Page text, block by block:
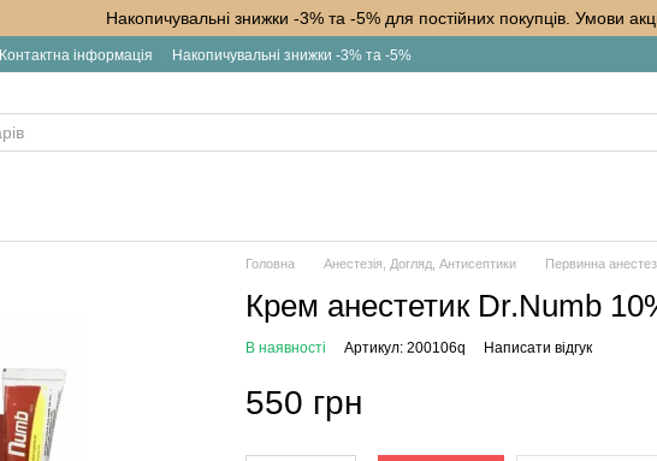
Накопичувальні знижки -3% та -5% для постійних покупців. Умови
Контактна інформація Накопичувальні знижки -3% та -5%
Головна Анестезія, Догляд, Антисептики Первинна
Крем анестетик Dr.Numb
В наявності Артикул: 200106q Написати відгук
550 грн